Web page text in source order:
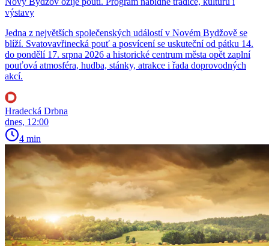
výstavy
Jedna z největších společenských událostí v Novém Bydžově se
blíží. Svatovavřinecká pouť a posvícení se uskuteční od pátku 14.
do pondělí 17. srpna 2026 a historické centrum města opět zaplní
pouťová atmosféra, hudba, stánky, atrakce i řada doprovodných
akcí.
Hradecká Drbna
dnes, 12:00
4 min